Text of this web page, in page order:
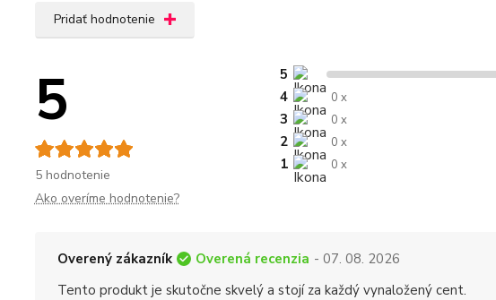
Pridať hodnotenie
5
5 hodnotenie
5
4
0 x
3 0 x
2 0 x
1 0 x
Ako overíme hodnotenie?
Overený zákazník Overená recenzia - 07. 08. 2026
Tento produkt je skutočne skvelý a stojí za každý vynaložený cent.